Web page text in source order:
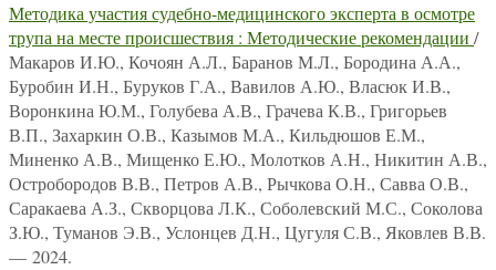
Методика участия судебно-медицинского эксперта в осмотре
трупа на месте происшествия : Методические рекомендации /
Макаров И.Ю., Кочоян А.Л., Баранов М.Л., Бородина А.А.,
Буробин И.Н., Буруков Г.А., Вавилов А.Ю., Власюк И.В.,
Воронкина Ю.М., Голубева А.В., Грачева К.В., Григорьев
В.П., Захаркин О.В., Казымов М.А., Кильдюшов Е.М.,
Миненко А.В., Мищенко Е.Ю., Молотков А.Н., Никитин А.В.,
Остробородов В.В., Петров А.В., Рычкова О.Н., Савва О.В.,
Саракаева А.З., Скворцова Л.К., Соболевский М.С., Соколова
З.Ю., Туманов Э.В., Услонцев Д.Н., Цугуля С.В., Яковлев В.В.
— 2024.